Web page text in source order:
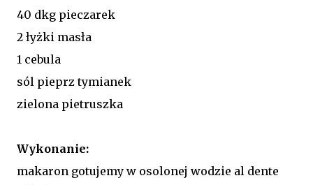
40 dkg pieczarek
2 łyżki masła
1 cebula
sól pieprz tymianek
zielona pietruszka
Wykonanie:
makaron gotujemy w osolonej wodzie al dente